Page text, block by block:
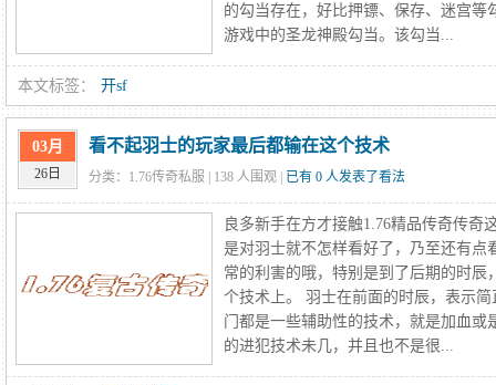
的勾当存在，好比押镖、保存、迷宫
游戏中的圣龙神殿勾当。该勾当...
本文标签： 开sf
03月
26日
看不起羽士的玩家最后都输在这个技术
分类：1.76传奇私服 | 138 人围观 | 已有 0 人发表了看法
良多新手在方才接触1.76精品传奇传奇
是对羽士就不怎样看好了，乃至还有点
常的利害的哦，特别是到了后期的时
个技术上。 羽士在前面的时辰，表示
门都是一些辅助性的技术，就是加血
的进犯技术未几，并且也不是很...